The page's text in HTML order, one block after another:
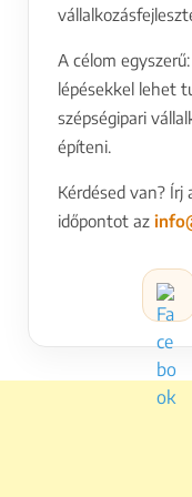
A célom
lépésekkel lehet
szépségipari
építeni.
Kérdésed van? Írj
időpontot az